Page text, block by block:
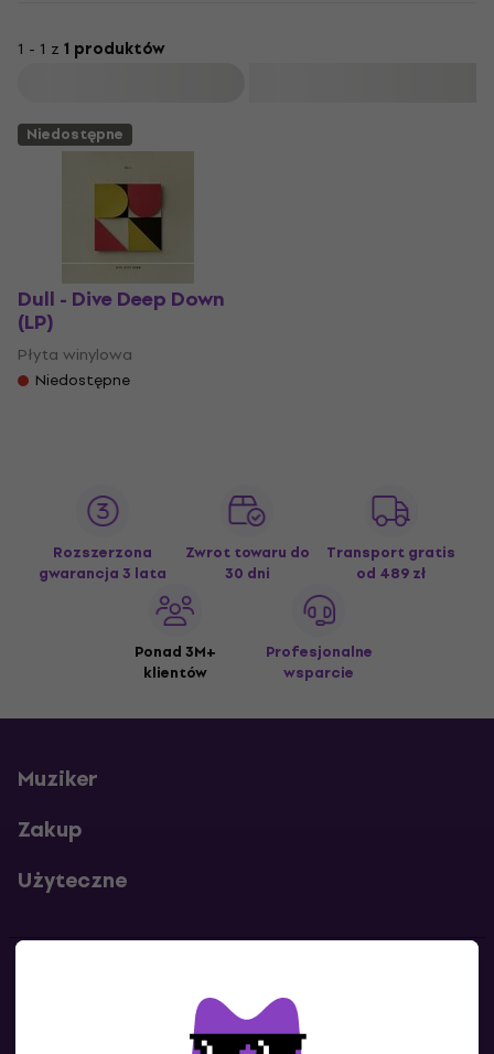
1 - 1 z 1 produktów
Niedostępne
Dull - Dive Deep Down
(LP)
Płyta winylowa
Niedostępne
Rozszerzona
gwarancja 3 lata
Zwrot towaru do
30 dni
Transport gratis
od 489 zł
Ponad 3M+
klientów
Profesjonalne
wsparcie
Muziker
Zakup
Użyteczne
Skontaktuj się z nami